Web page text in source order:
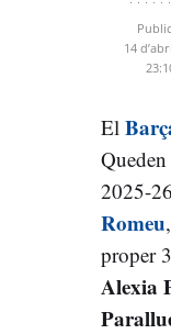
14
El
2025-
Romeu
proper
Alexia